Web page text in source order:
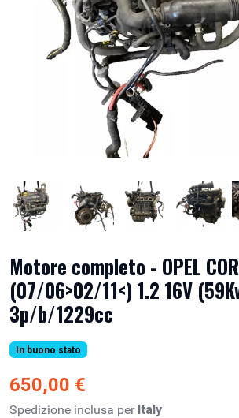
Motore completo - OPEL
(07/06>02/11<) 1.2 16V
3p/b/1229cc
In buono stato
650,00 €
Spedizione inclusa per Italy